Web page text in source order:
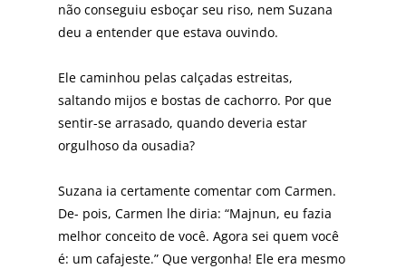
não conseguiu esboçar seu riso, nem Suzana
deu a entender que estava ouvindo.
Ele caminhou pelas calçadas estreitas,
saltando mijos e bostas de cachorro. Por que
sentir-se arrasado, quando deveria estar
orgulhoso da ousadia?
Suzana ia certamente comentar com Carmen.
De- pois, Carmen lhe diria: “Majnun, eu fazia
melhor conceito de você. Agora sei quem você
é: um cafajeste.” Que vergonha! Ele era mesmo